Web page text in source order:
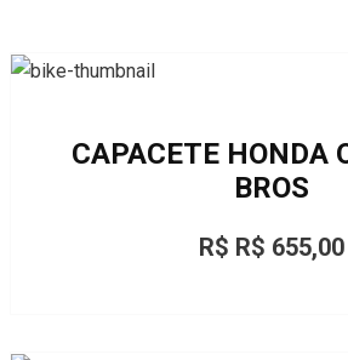
CAPACETE HONDA
BROS
R$ R$ 655,00